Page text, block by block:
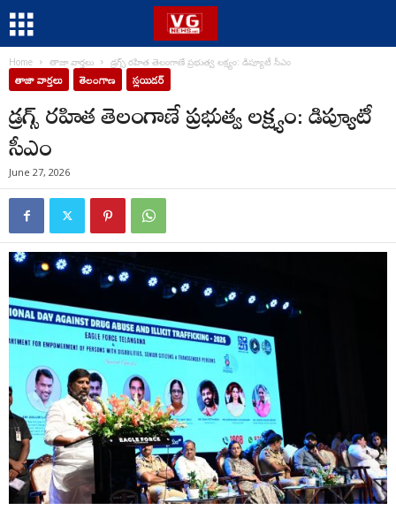
Home తాజా వార్తలు డ్రగ్స్ రహిత తెలంగాణే ప్రభుత్వ లక్ష్యం: డిప్యూటీ సీఎం
తాజా వార్తలు తెలంగాణ స్లయిడర్
డ్రగ్స్ రహిత తెలంగాణే ప్రభుత్వ లక్ష్యం: డిప్యూటీ
సీఎం
June 27, 2026